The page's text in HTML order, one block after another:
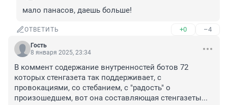
мало панасов, даешь больше!
ОТВЕТИТЬ +0 –4
Гость
8 января 2025, 23:34
В коммент содержание внутренностей ботов 72
которых стенгазета так поддерживает, с
провокациями, со стебанием, с "радость" о
произошедшем, вот она составляющая стенгазеты...